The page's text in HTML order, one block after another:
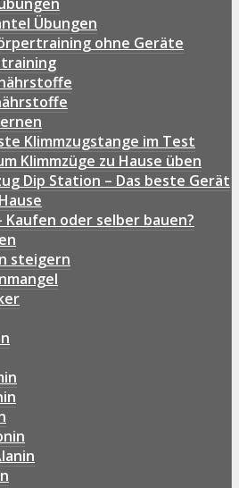
Übungen
ohne Geräte
Klimmzugstange im Test
Klimmzüge zu Hause üben
Dip Station – Das beste Gerät
Kaufen oder selber bauen?
steigern